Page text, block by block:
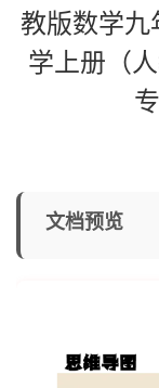
教版数学九
学上册（
文档预览